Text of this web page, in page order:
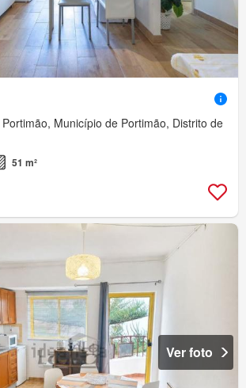
Município de Portimão, Distrito de
51 m²
Ver foto